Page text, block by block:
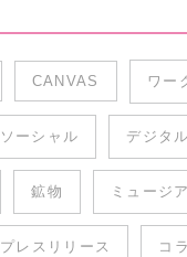
CANVAS ワー
ソーシャル デジタ
鉱物 ミュージ
プレスリリース コ